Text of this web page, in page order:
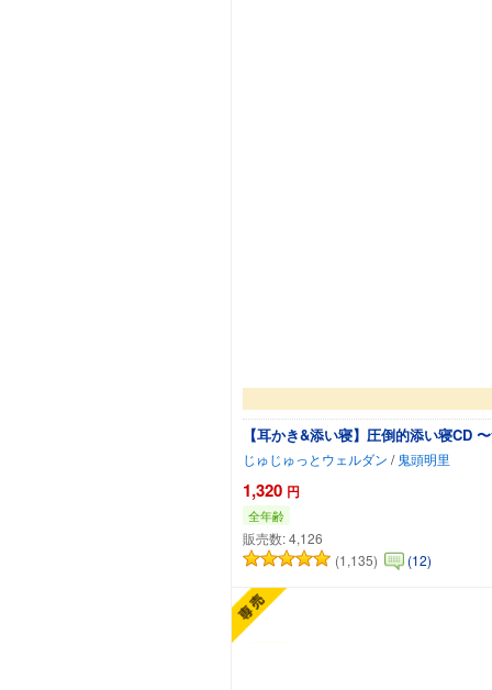
【耳かき&添い寝】圧倒的添い寝CD
じゅじゅっとウェルダン / 鬼頭明里
1,320 円
全年齢
販売数:4,126
(1,135)
(12)